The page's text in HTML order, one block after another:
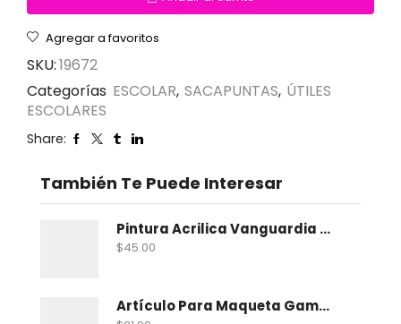
Agregar a favoritos
SKU:19672
Categorías ESCOLAR, SACAPUNTAS, ÚTILES
ESCOLARES
Share:
También Te Puede Interesar
Pintura Acrilica Vanguardia Metalica 100 Ml
$45.00
Artículo Para Maqueta Gama Zoologico Chico